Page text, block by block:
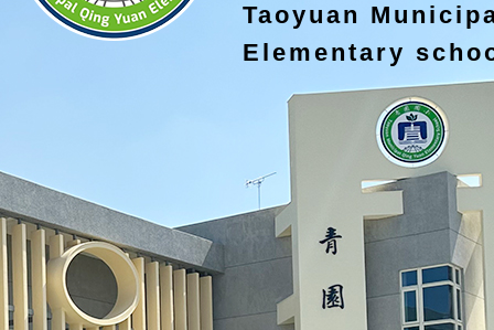
Taoyuan
Elementary